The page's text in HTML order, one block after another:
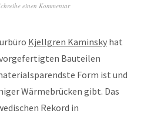
einen Kommentar
Kjellgren Kaminsky hat
vorgefertigten Bauteilen
Form ist und
Wärmebrücken gibt. Das
Rekord in